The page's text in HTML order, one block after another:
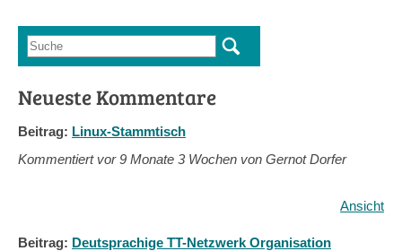
Suchformular
Suche
Neueste Kommentare
Beitrag: Linux-Stammtisch
Kommentiert vor9 Monate 3 Wochen von Gernot Dorfer
Ansicht
Beitrag: Deutsprachige TT-Netzwerk Organisation